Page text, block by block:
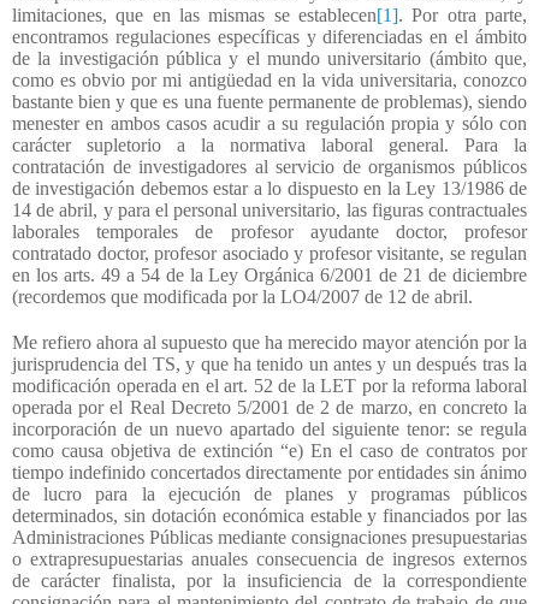
limitaciones, que en las mismas se establecen[1]. Por otra parte,
encontramos regulaciones específicas y diferenciadas en el ámbito
de la investigación pública y el mundo universitario (ámbito que,
como es obvio por mi antigüedad en la vida universitaria, conozco
bastante bien y que es una fuente permanente de problemas), siendo
menester en ambos casos acudir a su regulación propia y sólo con
carácter supletorio a la normativa laboral general. Para la
contratación de investigadores al servicio de organismos públicos
de investigación debemos estar a lo dispuesto en la Ley 13/1986 de
14 de abril, y para el personal universitario, las figuras contractuales
laborales temporales de profesor ayudante doctor, profesor
contratado doctor, profesor asociado y profesor visitante, se regulan
en los arts. 49 a 54 de la Ley Orgánica 6/2001 de 21 de diciembre
(recordemos que modificada por la LO4/2007 de 12 de abril.
Me refiero ahora al supuesto que ha merecido mayor atención por la
jurisprudencia del TS, y que ha tenido un antes y un después tras la
modificación operada en el art. 52 de la LET por la reforma laboral
operada por el Real Decreto 5/2001 de 2 de marzo, en concreto la
incorporación de un nuevo apartado del siguiente tenor: se regula
como causa objetiva de extinción “e) En el caso de contratos por
tiempo indefinido concertados directamente por entidades sin ánimo
de lucro para la ejecución de planes y programas públicos
determinados, sin dotación económica estable y financiados por las
Administraciones Públicas mediante consignaciones presupuestarias
o extrapresupuestarias anuales consecuencia de ingresos externos
de carácter finalista, por la insuficiencia de la correspondiente